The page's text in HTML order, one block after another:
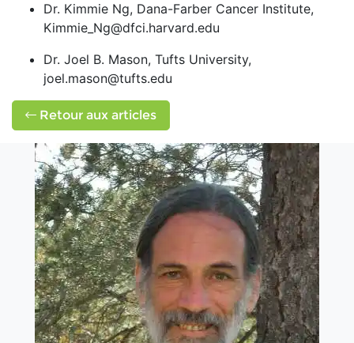
Dr. Kimmie Ng, Dana-Farber Cancer Institute,
Kimmie_Ng@dfci.harvard.edu
Dr. Joel B. Mason, Tufts University,
joel.mason@tufts.edu
Retour aux articles